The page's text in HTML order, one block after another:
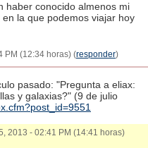
haber conocido almenos mi
la que podemos viajar hoy
PM (12:34 horas) (responder)
pasado: "Pregunta a eliax:
y galaxias?" (9 de julio
2013 - 02:41 PM (14:41 horas)